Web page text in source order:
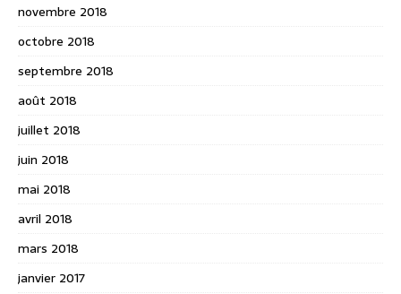
novembre 2018
octobre 2018
septembre 2018
août 2018
juillet 2018
juin 2018
mai 2018
avril 2018
mars 2018
janvier 2017